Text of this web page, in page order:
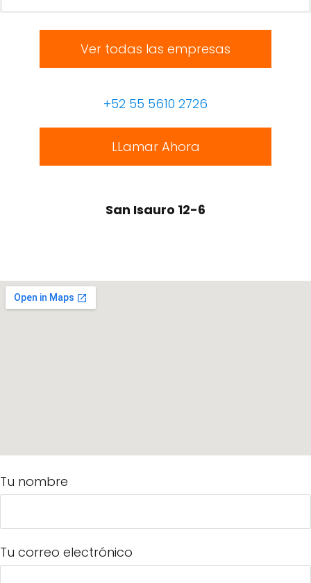
Ver todas las empresas
+52 55 5610 2726
LLamar Ahora
San Isauro 12-6
Tu nombre
Tu correo electrónico